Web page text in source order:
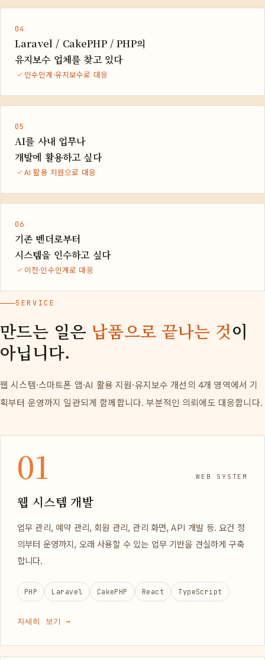
04
Laravel / CakePHP / PHP의
유지보수 업체를 찾고 있다
인수인계·유지보수로 대응
05
AI를 사내 업무나
개발에 활용하고 싶다
AI 활용 지원으로 대응
06
기존 벤더로부터
시스템을 인수하고 싶다
이전·인수인계로 대응
SERVICE
만드는 일은 납품으로 끝나는 것이
아닙니다.
웹 시스템·스마트폰 앱·AI 활용 지원·유지보수 개선의 4개 영역에서 기
획부터 운영까지 일관되게 함께합니다. 부분적인 의뢰에도 대응합니다.
01 WEB SYSTEM
웹 시스템 개발
업무 관리, 예약 관리, 회원 관리, 관리 화면, API 개발 등. 요건 정
의부터 운영까지, 오래 사용할 수 있는 업무 기반을 견실하게 구축
합니다.
PHP Laravel CakePHP React TypeScript
자세히 보기 →